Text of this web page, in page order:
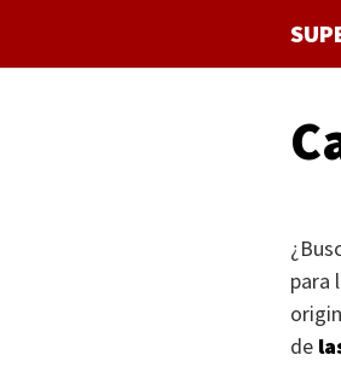
contenido
para
de